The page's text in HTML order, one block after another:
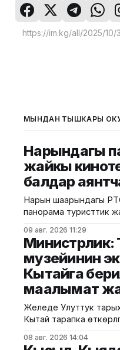
МЫНДАН ТЫШКАРЫ
Нарындагы
жайкы
балдар
Нарын шаарындагы
панорама туристтик
ылайык, Нарындын
"Сапат курулуш"
Жолбулаков менен
талкуулады. Долбоор сынак шартында жеке
ишкерге
кинотеатр, сүрөт
жана
09 авг. 2026 11:29
Министрлик:
музейинин
Кытайга
маалымат
Желеде Улуттук
Кытай тарапка
Маданият, маалымат
08 авг. 2026 14:04